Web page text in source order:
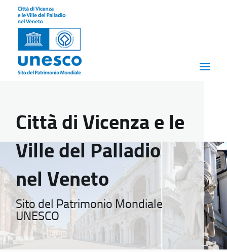
Città di Vicenza e le
Ville del Palladio
nel Veneto
Sito del Patrimonio Mondiale
UNESCO